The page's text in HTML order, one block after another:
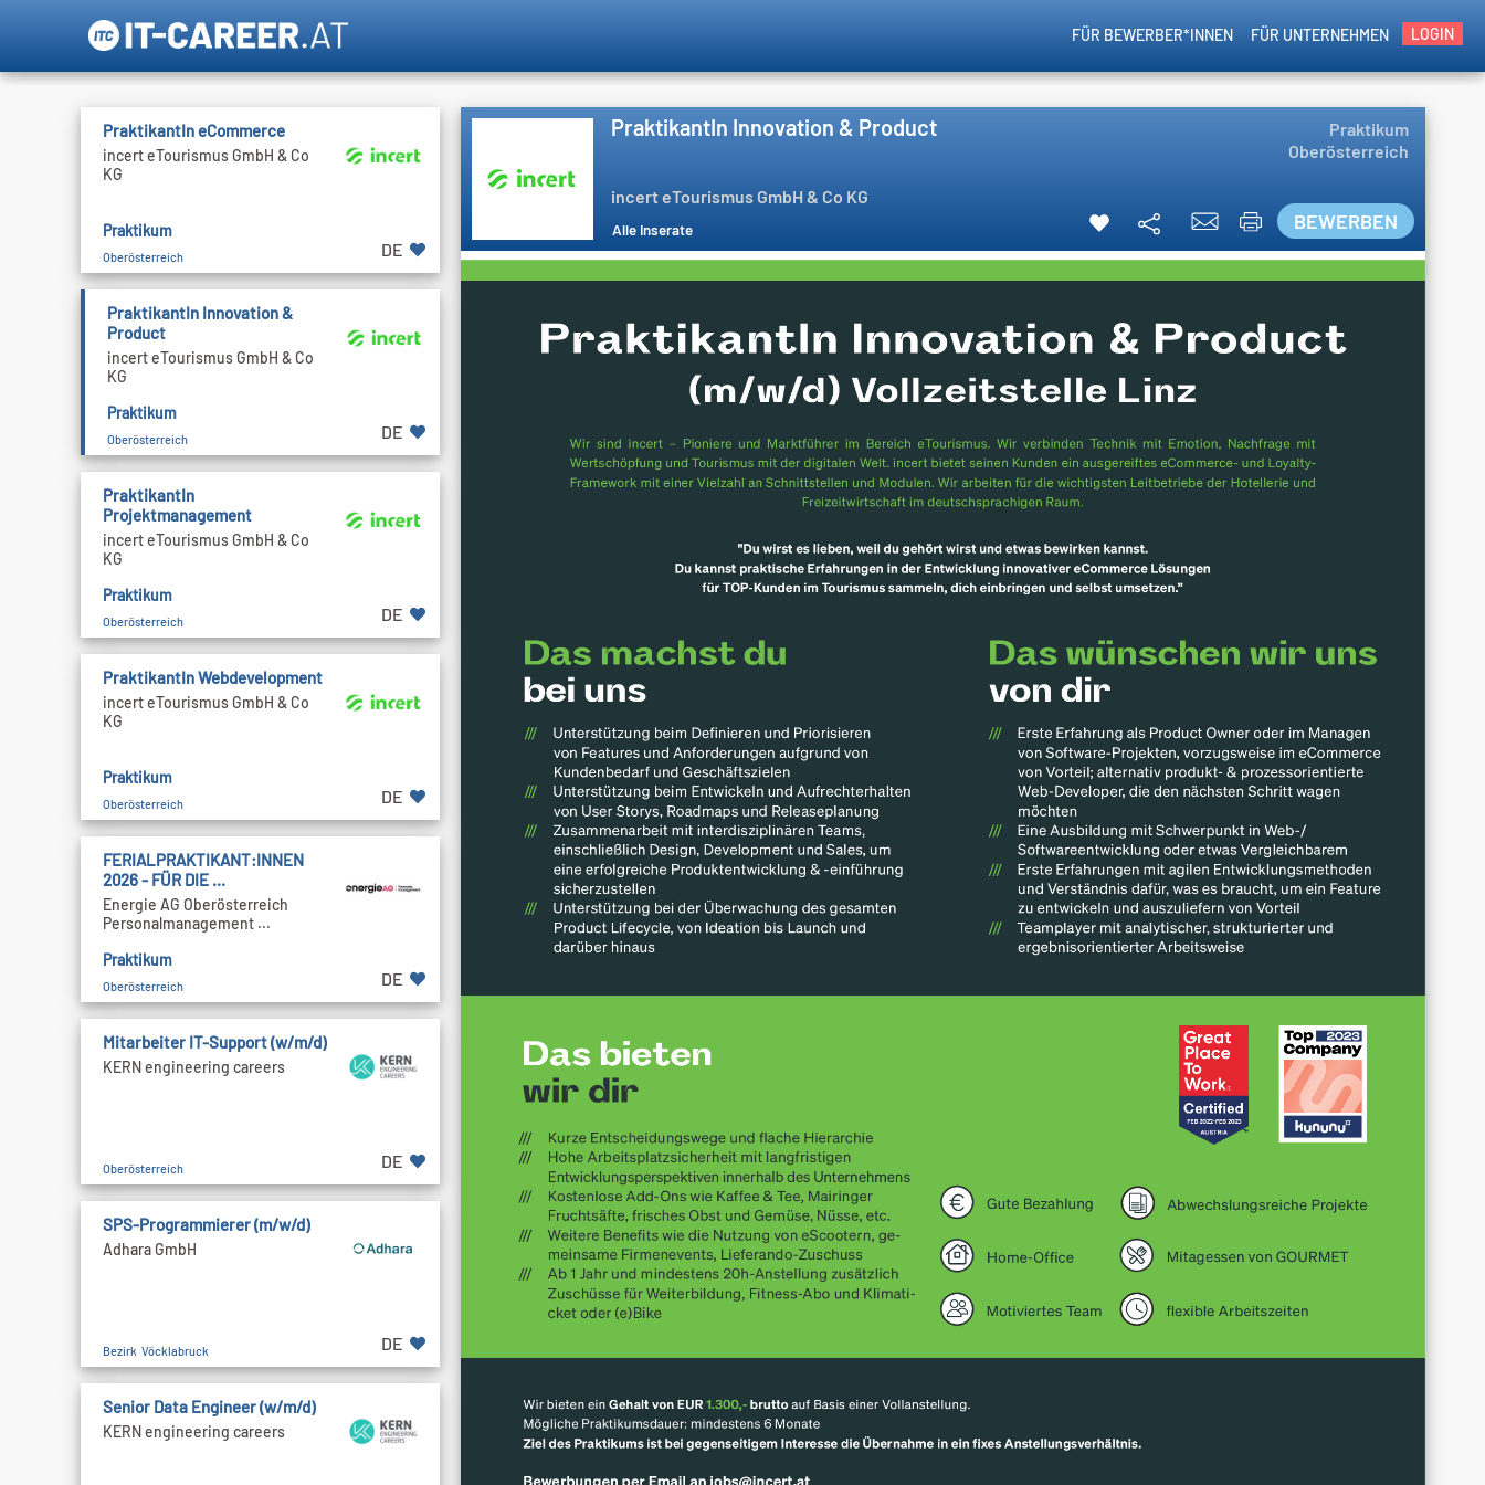
LOGIN
FÜR UNTERNEHMEN
FÜR BEWERBER*INNEN
PraktikantIn Innovation & Product Praktikum
incert eTourismus GmbH & Co KG
Oberösterreich
Alle Inserate BEWERBEN
PraktikantIn eCommerce
incert eTourismus GmbH & Co
KG
Praktikum
Oberösterreich DE
PraktikantIn Innovation &
Product
incert eTourismus GmbH & Co
KG
Praktikum
Oberösterreich DE
PraktikantIn
Projektmanagement
incert eTourismus GmbH & Co
KG
Praktikum
Oberösterreich DE
PraktikantIn Webdevelopment
incert eTourismus GmbH & Co
KG
Praktikum
Oberösterreich DE
FERIALPRAKTIKANT:INNEN
2026 - FÜR DIE ...
Energie AG Oberösterreich
Personalmanagement ...
Praktikum
Oberösterreich DE
Mitarbeiter IT-Support (w/m/d)
KERN engineering careers
Oberösterreich DE
SPS-Programmierer (m/w/d)
Adhara GmbH
Bezirk Vöcklabruck DE
Senior Data Engineer (w/m/d)
KERN engineering careers